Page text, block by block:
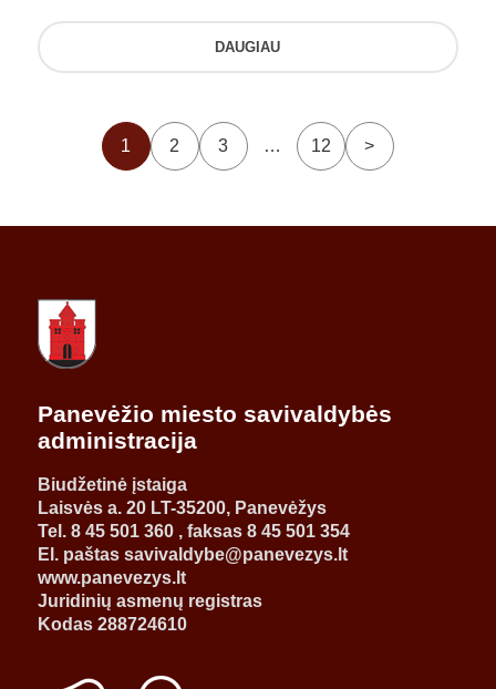
DAUGIAU
1 2 3 … 12 >
Panevėžio miesto savivaldybės
administracija
Biudžetinė įstaiga
Laisvės a. 20 LT-35200, Panevėžys
Tel. 8 45 501 360 , faksas 8 45 501 354
El. paštas savivaldybe@panevezys.lt
www.panevezys.lt
Juridinių asmenų registras
Kodas 288724610